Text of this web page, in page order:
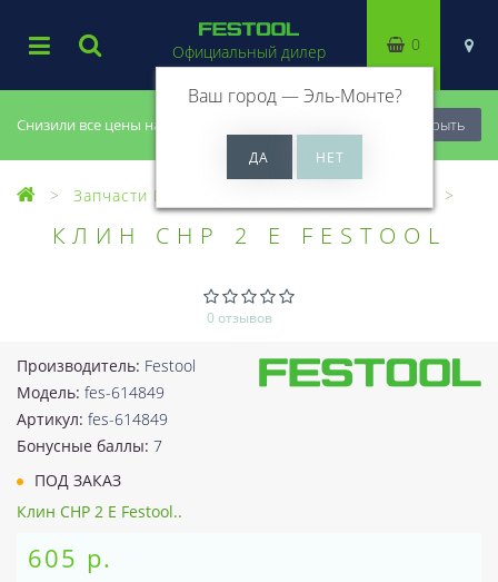
Снизили все цены на 20%, успей купить! Закрыть
Официальный дилер
Ваш город —Эль-Монте?
0
Запчасти Festool
КЛИН CHP 2 E FESTOOL
0 отзывов
Производитель: Festool
Модель: fes-614849
Артикул: fes-614849
Бонусные баллы: 7
ПОД ЗАКАЗ
Клин CHP 2 E Festool..
605 р.